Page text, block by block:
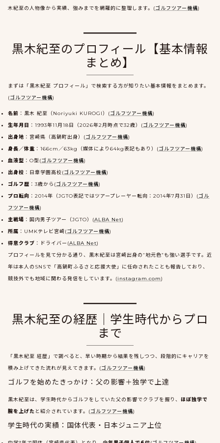
木紀至の人物像から実績、強みまでを網羅的に整理します。(ゴルフツアー機構)
黒木紀至のプロフィール【基本情報
まとめ】
まずは「黒木紀至 プロフィール」で検索する方が知りたい基本情報をまとめます。
(ゴルフツアー機構)
名前 ：黒木 紀至（Noriyuki KUROGI）(ゴルフツアー機構)
生年月日 ：1993年11月18日（2026年2月時点で32歳）(ゴルフツアー機構)
出身地 ：宮崎県（高鍋町出身）(ゴルフツアー機構)
身長／体重 ：166cm／63kg（媒体により64kg表記もあり）(ゴルフツアー機構)
血液型 ：O型(ゴルフツアー機構)
出身校 ：日章学園高校(ゴルフツアー機構)
ゴルフ歴 ：3歳から(ゴルフツアー機構)
プロ転向 ：2014年（JGTO表記ではツアープレーヤー転向：2014年7月31日）(ゴル
フツアー機構)
主戦場 ：国内男子ツアー（JGTO）(ALBA Net)
所属 ：UMKテレビ宮崎(ゴルフツアー機構)
得意クラブ ：ドライバー(ALBA Net)
プロフィールを見て分かる通り、黒木紀至は宮崎出身の“地元色”も強い選手です。近
年は本人のSNSで「高鍋町ふるさと応援大使」に任命されたことも報告しており、
競技外でも地域に関わる発信をしています。(instagram.com)
黒木紀至の経歴｜学生時代からプロ
まで
「黒木紀至 経歴」で調べると、早い時期から結果を残しつつ、段階的にキャリアを
積み上げてきた流れが見えてきます。(ゴルフツアー機構)
ゴルフを始めたきっかけ：父の影響＋独学で上達
黒木紀至は、学生時代からゴルフをしていた父の影響でクラブを握り、 ほぼ独学で
腕を上げた と紹介されています。(ゴルフツアー機構)
学生時代の実績：国体代表・日本ジュニア上位